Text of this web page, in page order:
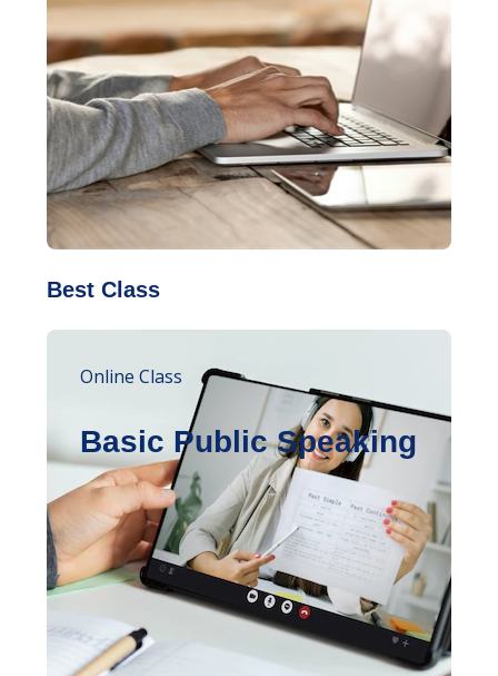
Best Class
Online Class
Basic Public Speaking